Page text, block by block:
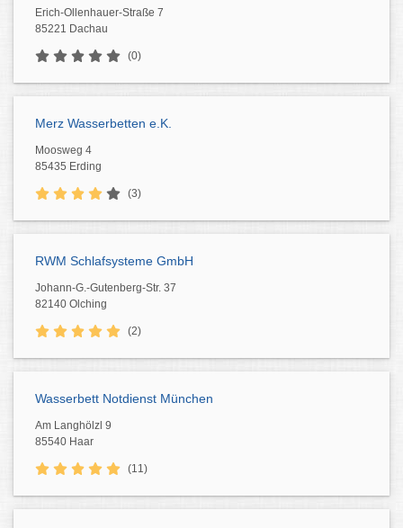
Erich-Ollenhauer-Straße 7
85221 Dachau
(0)
Merz Wasserbetten e.K.
Moosweg 4
85435 Erding
(3)
RWM Schlafsysteme GmbH
Johann-G.-Gutenberg-Str. 37
82140 Olching
(2)
Wasserbett Notdienst München
Am Langhölzl 9
85540 Haar
(11)